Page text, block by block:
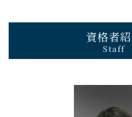
契約書作成 弁護士費用
西宮市 債権回収 弁護士
神戸市 自己破産 弁護士
西宮市 不動産トラブル 弁
兵庫 企業法務 弁護士
兵庫 遺言 弁護士
芦屋市 不動産トラブル 弁護
資格者
Staff